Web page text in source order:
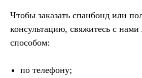
Чтобы заказать спанбонд или
консультацию, свяжитесь с
способом:
по телефону;